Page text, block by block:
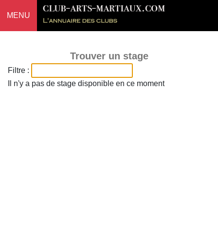
MENU
Trouver un stage
Filtre :
Il n'y a pas de stage disponible en ce moment